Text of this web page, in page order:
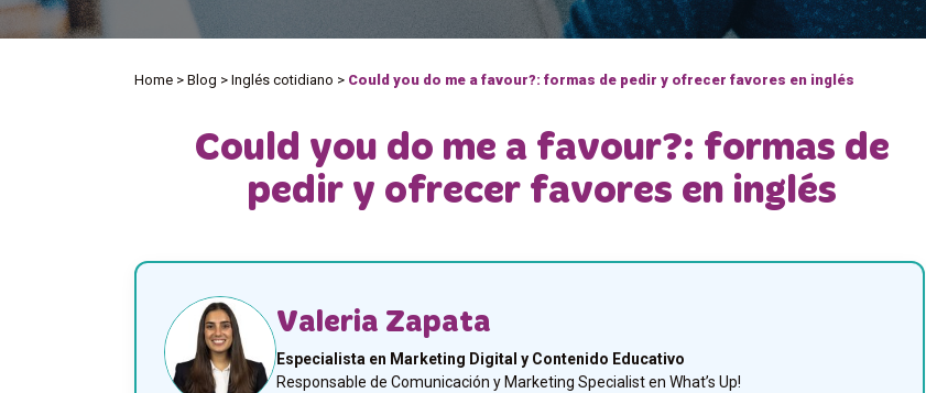
Home > Blog > Inglés cotidiano > Could you do me a favour?: formas de pedir y ofrecer favores en inglés
Could you do me a favour?: formas de
pedir y ofrecer favores en inglés
Valeria Zapata
Especialista en Marketing Digital y Contenido Educativo
Responsable de Comunicación y Marketing Specialist en What’s Up!